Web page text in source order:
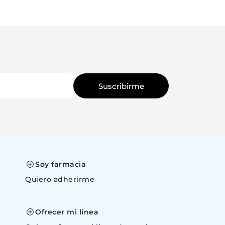
Suscribirme
Soy farmacia
Quiero adherirme
Ofrecer mi línea